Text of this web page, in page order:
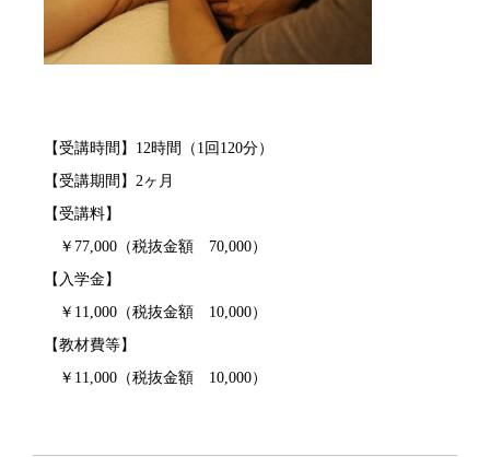
【受講時間】12時間（1回120分）
【受講期間】2ヶ月
【受講料】
￥77,000（税抜金額 70,000）
【入学金】
￥11,000（税抜金額 10,000）
【教材費等】
￥11,000（税抜金額 10,000）